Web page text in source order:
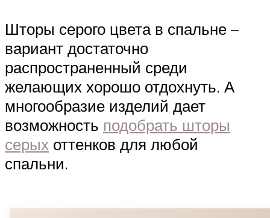
Шторы серого цвета в спальне –
вариант достаточно
распространенный среди
желающих хорошо отдохнуть. А
многообразие изделий дает
возможность подобрать шторы
серых оттенков для любой
спальни.